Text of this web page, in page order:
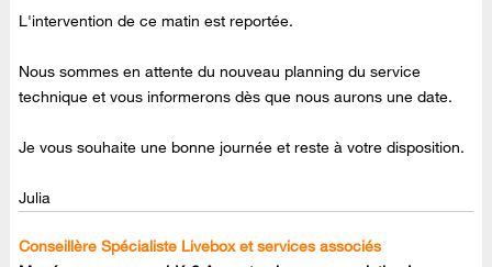
L'intervention de ce matin est reportée.
Nous sommes en attente du nouveau planning du service
technique et vous informerons dès que nous aurons une date.
Je vous souhaite une bonne journée et reste à votre disposition.
Julia
Conseillère Spécialiste Livebox et services associés